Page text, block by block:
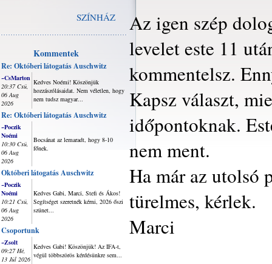
SZÍNHÁZ
Kommentek
Re: Októberi látogatás Auschwitz
~CsMarton
20:37 Csü,
06 Aug
2026
Kedves Noémi! Köszönjük
hozzászólásaidat. Nem véletlen, hogy
nem tudsz magyar...
Re: Októberi látogatás Auschwitz
~Poczik
Noémi
10:30 Csü,
06 Aug
2026
Bocsánat az lemaradt, hogy 8-10
főnek.
Októberi látogatás Auschwitz
~Poczik
Noémi
10:21 Csü,
06 Aug
2026
Kedves Gabi, Marci, Stefi és Ákos!
Segítséget szeretnék kérni, 2026 őszi
szünet...
Csoportunk
~Zsolt
09:27 Hé,
13 Júl 2026
Kedves Gabi! Köszönjük! Az IFA-t,
végül többszörös kérdésünkre sem...
Az igen szép
levelet este 11
kommentelsz.
Kapsz választ,
időpontoknak.
nem ment.
Ha már az utolsó
türelmes, kérlek.
Marci